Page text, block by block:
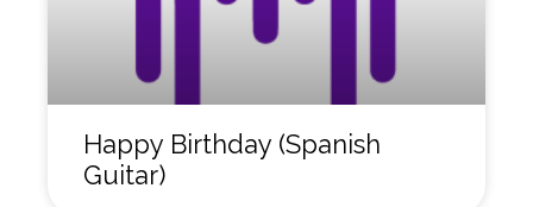
Happy Birthday (Spanish
Guitar)